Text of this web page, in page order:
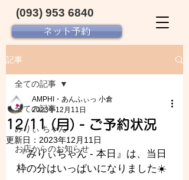
ネット予約
(093) 953 6840‬
記事
全ての記事
みりぃ ちゃん
お店からのお知らせ
全ての記事
12/11 (月) - ご予約状況
AMPHI・あんふぃっ 小倉
2023年12月11日
更新日： 2023年12月11日
『みりぃちゃん - 本日』は、当日
枠の分はいっぱいになりました☀️